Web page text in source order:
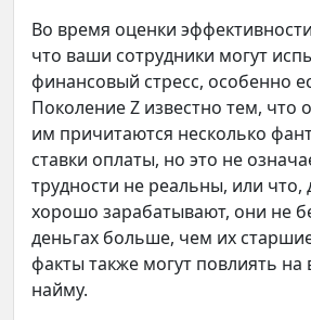
Во время оценки
что ваши сотрудники могут
финансовый стресс, особенно
Поколение Z известно тем, что
им причитаются несколько
ставки оплаты, но это не
трудности не реальны, или что,
хорошо зарабатывают, они не
деньгах больше, чем их
факты также могут повлиять на
найму.